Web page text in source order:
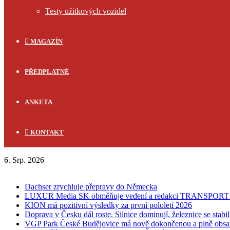
Testy užitkových vozidel
MAGAZÍN
PŘEDPLATNÉ
ANKETA
KONTAKT
6. Srp. 2026
Dachser zrychluje přepravy do Německa
LUXUR Media SK obměňuje vedení a redakci
KION má pozitivní výsledky za první pololetí 2026
Doprava v Česku dál roste. Silnice dominují, železnice se
VGP Park České Budějovice má nově dokončenou a plně